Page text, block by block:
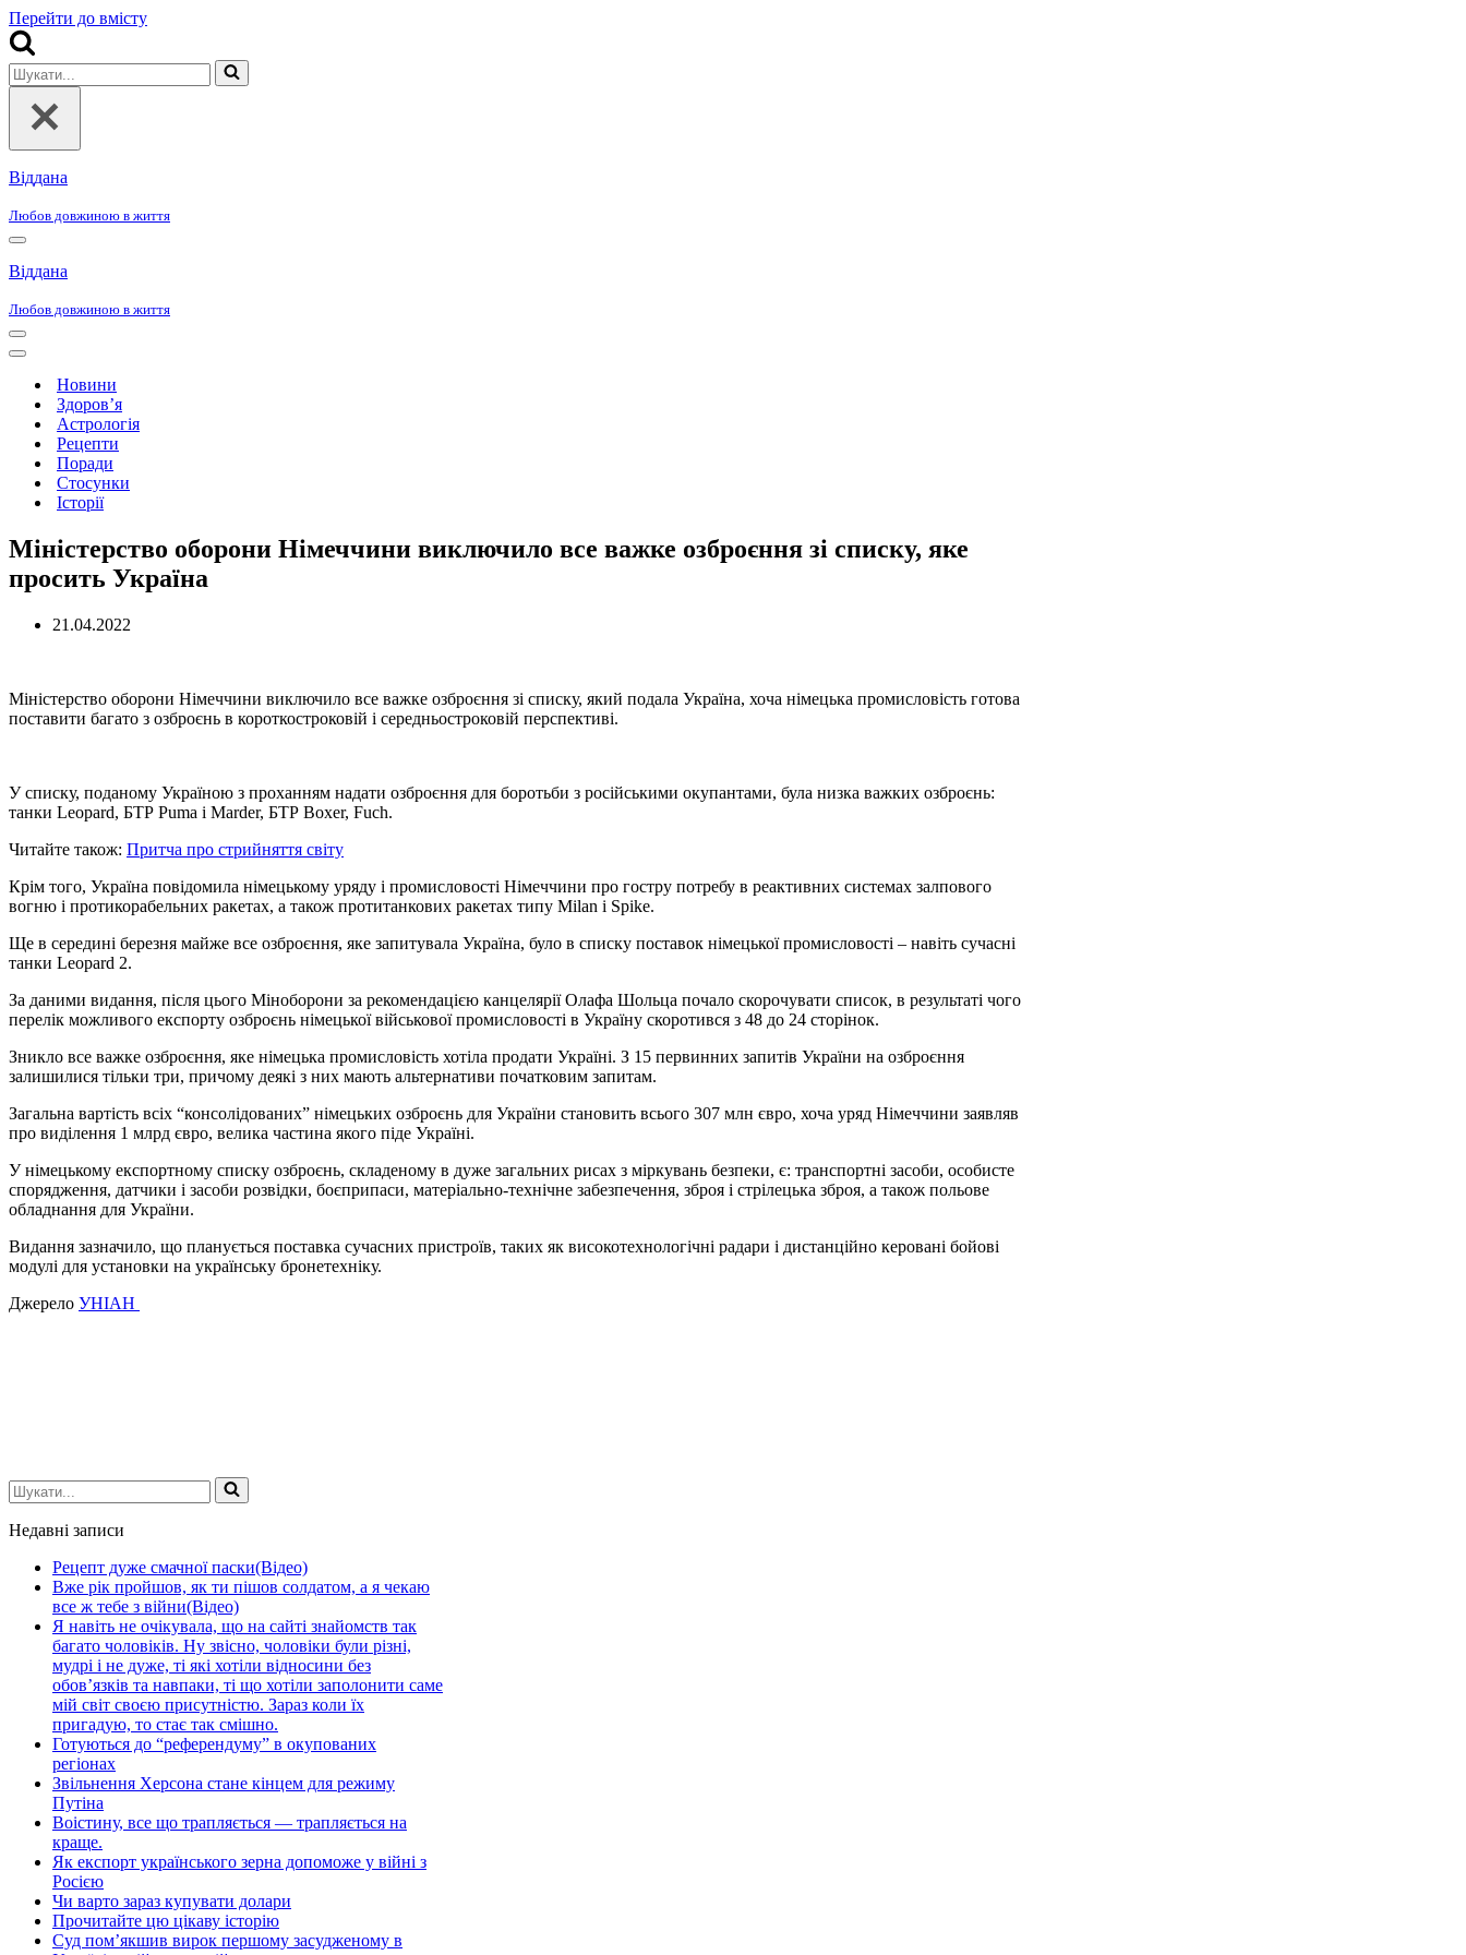
Перейти до вмісту
Шукати...
Віддана
Любов довжиною в життя
Меню
навігації
Віддана
Любов довжиною в життя
Меню
навігації
Меню
навігаціїНовини
Здоров’я
Астрологія
Рецепти
Поради
Стосунки
Історії
Міністерство оборони Німеччини виключило все важке озброєння зі списку, яке
просить Україна
21.04.2022
Міністерство оборони Німеччини виключило все важке озброєння зі списку, який подала Україна, хоча німецька промисловість готова
поставити багато з озброєнь в короткостроковій і середньостроковій перспективі.
У списку, поданому Україною з проханням надати озброєння для боротьби з російськими окупантами, була низка важких озброєнь:
танки Leopard, БТР Puma і Marder, БТР Boxer, Fuch.
Читайте також: Притча про стрийняття світу
Крім того, Україна повідомила німецькому уряду і промисловості Німеччини про гостру потребу в реактивних системах залпового
вогню і протикорабельних ракетах, а також протитанкових ракетах типу Milan і Spike.
Ще в середині березня майже все озброєння, яке запитувала Україна, було в списку поставок німецької промисловості – навіть сучасні
танки Leopard 2.
За даними видання, після цього Міноборони за рекомендацією канцелярії Олафа Шольца почало скорочувати список, в результаті чого
перелік можливого експорту озброєнь німецької військової промисловості в Україну скоротився з 48 до 24 сторінок.
Зникло все важке озброєння, яке німецька промисловість хотіла продати Україні. З 15 первинних запитів України на озброєння
залишилися тільки три, причому деякі з них мають альтернативи початковим запитам.
Загальна вартість всіх “консолідованих” німецьких озброєнь для України становить всього 307 млн євро, хоча уряд Німеччини заявляв
про виділення 1 млрд євро, велика частина якого піде Україні.
У німецькому експортному списку озброєнь, складеному в дуже загальних рисах з міркувань безпеки, є: транспортні засоби, особисте
спорядження, датчики і засоби розвідки, боєприпаси, матеріально-технічне забезпечення, зброя і стрілецька зброя, а також польове
обладнання для України.
Видання зазначило, що планується поставка сучасних пристроїв, таких як високотехнологічні радари і дистанційно керовані бойові
модулі для установки на українську бронетехніку.
Джерело УНІАН
Шукати...
Недавні записи
Рецепт дуже смачної паски(Відео)
Вже рік пройшов, як ти пішов солдатом, а я чекаю
все ж тебе з війни(Відео)
Я навіть не очікувала, що на сайті знайомств так
багато чоловіків. Ну звісно, чоловіки були різні,
мудрі і не дуже, ті які хотіли відносини без
обов’язків та навпаки, ті що хотіли заполонити саме
мій світ своєю присутністю. Зараз коли їх
пригадую, то стає так смішно.
Готуються до “референдуму” в окупованих
регіонах
Звільнення Херсона стане кінцем для режиму
Путіна
Воістину, все що трапляється — трапляється на
краще.
Як експорт українського зерна допоможе у війні з
Росією
Чи варто зараз купувати долари
Прочитайте цю цікаву історію
Суд пом’якшив вирок першому засудженому в